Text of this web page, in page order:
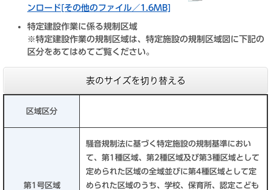
ンロード[その他のファイル／1.6MB]
特定建設作業に係る規制区域
※特定建設作業の規制区域は、特定施設の規制区域図に下記の
区分をあてはめてご覧ください。
表のサイズを切り替える
区域区分
第1号区域
騒音規制法に基づく特定施設の規制基準におい
て、第1種区域、第2種区域及び第3種区域として
定められた区域の全域並びに第4種区域として定
められた区域のうち、学校、保育所、認定こども